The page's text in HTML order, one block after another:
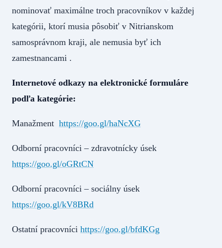
nominovať maximálne troch pracovníkov v každej
kategórii, ktorí musia pôsobiť v Nitrianskom
samosprávnom kraji, ale nemusia byť ich
zamestnancami .
Internetové odkazy na elektronické formuláre
podľa kategórie:
Manažment https://goo.gl/haNcXG
Odborní pracovníci – zdravotnícky úsek
https://goo.gl/oGRtCN
Odborní pracovníci – sociálny úsek
https://goo.gl/kV8BRd
Ostatní pracovníci https://goo.gl/bfdKGg